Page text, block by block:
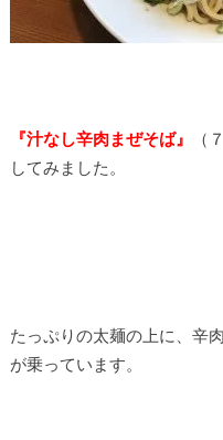
『汁なし辛肉まぜそば』 （
してみました。
たっぷりの太麺の上に、辛
が乗っています。